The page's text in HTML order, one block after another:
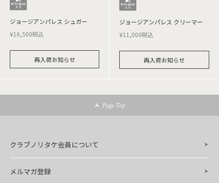
ジョージアンパレス シュガー
¥16,500税込
再入荷お知らせ
ジョージアンパレス クリーマー
¥11,000税込
再入荷お知らせ
Page Top
クラブノリタケ会員について
メルマガ登録